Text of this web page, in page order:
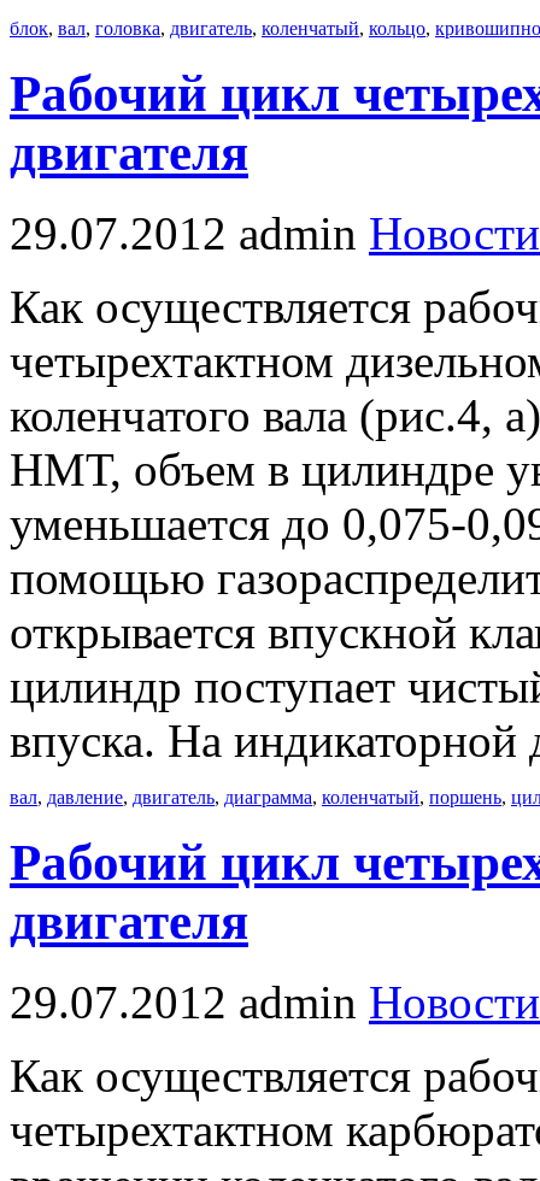
блок, вал, головка, двигатель, коленчатый, кольцо,
Рабочий цикл
двигателя
29.07.2012 admin Новости
Как осуществляется
четырехтактном
коленчатого вала
НМТ, объем в цилиндре
уменьшается до 0,075-
помощью
открывается впускной
цилиндр поступает
впуска. На
вал, давление, двигатель, диаграмма, коленчатый, поршень,
Рабочий цикл
двигателя
29.07.2012 admin Новости
Как осуществляется
четырехтактном